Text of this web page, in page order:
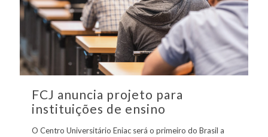
FCJ anuncia projeto para
instituições de ensino
O Centro Universitário Eniac será o primeiro do Brasil a